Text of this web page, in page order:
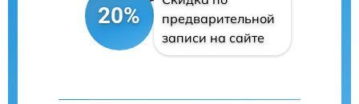
20%
предварительной
записи на сайте